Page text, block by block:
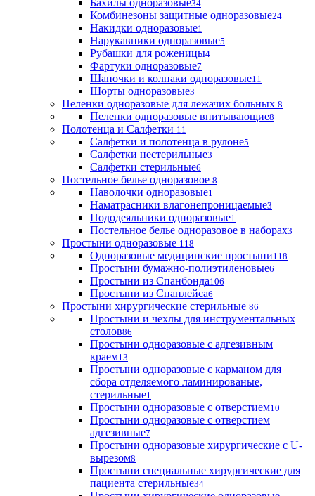
Бахилы одноразовые34
Комбинезоны защитные одноразовые24
Накидки одноразовые1
Нарукавники одноразовые5
Рубашки для роженицы4
Фартуки одноразовые7
Шапочки и колпаки одноразовые11
Шорты одноразовые3
Пеленки одноразовые для лежачих больных 8
Пеленки одноразовые впитывающие8
Полотенца и Салфетки 11
Салфетки и полотенца в рулоне5
Салфетки нестерильные3
Салфетки стерильные6
Постельное белье одноразовое 8
Наволочки одноразовые1
Наматрасники влагонепроницаемые3
Пододеяльники одноразовые1
Постельное белье одноразовое в наборах3
Простыни одноразовые 118
Одноразовые медицинские простыни118
Простыни бумажно-полиэтиленовые6
Простыни из Спанбонда106
Простыни из Спанлейса6
Простыни хирургические стерильные 86
Простыни и чехлы для инструментальных
столов86
Простыни одноразовые с адгезивным
краем13
Простыни одноразовые с карманом для
сбора отделяемого ламинированые,
стерильные1
Простыни одноразовые с отверстием10
Простыни одноразовые с отверстием
адгезивные7
Простыни одноразовые хирургические с U-
вырезом8
Простыни специальные хирургические для
пациента стерильные34